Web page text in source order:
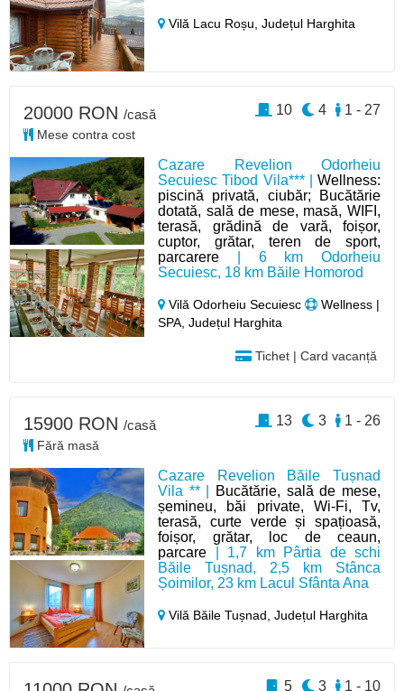
Vilă Lacu Roșu,Județul Harghita
Cazare Revelion Odorheiu
Secuiesc Tibod Vila*** | Wellness:
piscină privată, ciubăr; Bucătărie
dotată, sală de mese, masă, WIFI,
terasă, grădină de vară, foișor,
cuptor, grătar, teren de sport,
parcarere | 6 km Odorheiu
Secuiesc, 18 km Băile Homorod
Vilă Odorheiu Secuiesc
Wellness |
SPA, Județul Harghita
Tichet | Card vacanță
20000 RON /casă
Mese contra cost
1 - 27
4
10
Cazare Revelion Băile Tușnad
Vila ** |
Bucătărie, sală de mese,
șemineu, băi private, Wi-Fi, Tv,
terasă, curte verde și spațioasă,
foișor, grătar, loc de ceaun,
parcare | 1,7 km Pârtia de schi
Băile Tușnad, 2,5 km Stânca
Șoimilor, 23 km Lacul Sfânta Ana
Vilă Băile Tușnad,Județul Harghita
15900 RON /casă
Fără masă
1 - 26
3
13
1 - 10
3
5